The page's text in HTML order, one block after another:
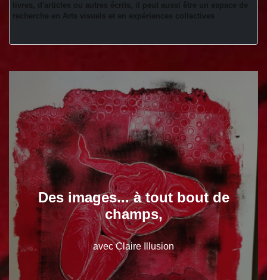
livres, d'articles ou autres écrits, il peut aussi être un espace de
recherche en Arts visuels et en expériences collectives
Des images... à tout bout de
champs,
avec Claire Illusion